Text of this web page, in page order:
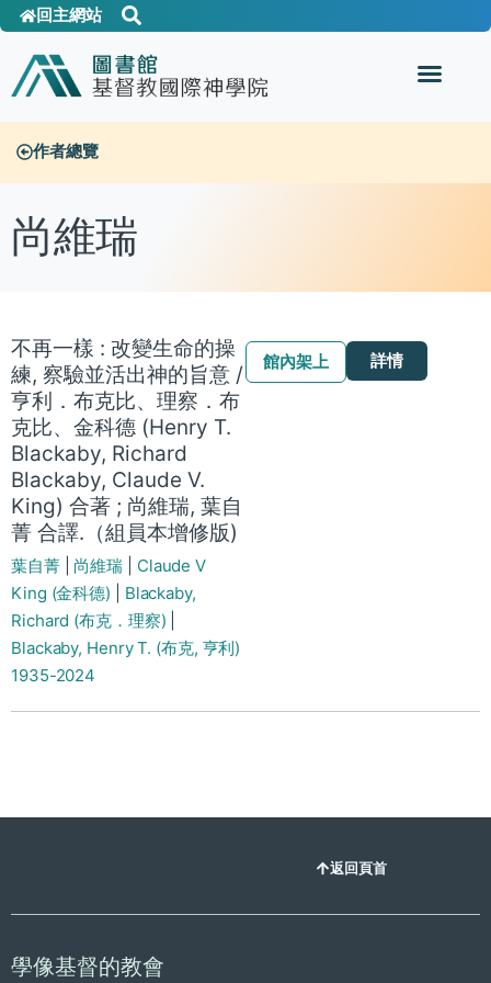
回主網站
作者總覽
尚維瑞
不再一樣 : 改變生命的操
練, 察驗並活出神的旨意 /
亨利．布克比、理察．布
克比、金科德 (Henry T.
Blackaby, Richard
Blackaby, Claude V.
King) 合著 ; 尚維瑞, 葉自
菁 合譯.（組員本增修版)
葉自菁| 尚維瑞
Claude V
King (金科德)
Blackaby,
Richard (布克．理察)
Blackaby, Henry T. (布克, 亨利)
1935-2024
館內架上 詳情
返回頁首
學像基督的教會